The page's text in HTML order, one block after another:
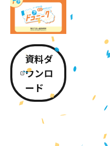
資料ダ
ウンロ
ード